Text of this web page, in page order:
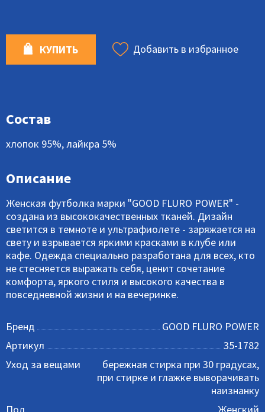
КУПИТЬ Добавить в избранное
Состав
хлопок 95%, лайкра 5%
Описание
Женская футболка марки "GOOD FLURO POWER" -
создана из высококачественных тканей. Дизайн
светится в темноте и ультрафиолете - заряжается на
свету и взрывается яркими красками в клубе или
кафе. Одежда специально разработана для всех, кто
не стесняется выражать себя, ценит сочетание
комфорта, яркого стиля и высокого качества в
повседневной жизни и на вечеринке.
Бренд
GOOD FLURO POWER
Артикул
35-1782
Уход за вещами
бережная стирка при 30 градусах,
при стирке и глажке выворачивать
наизнанку